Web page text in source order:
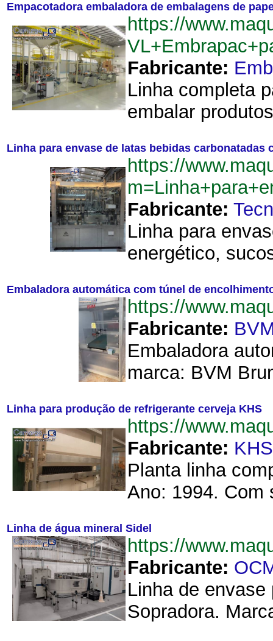
Empacotadora embaladora de embalagens de
https://
Fabricante:
Linha completa
embalar
Linha para envase de latas bebidas
https://
Fabricante:
Linha para
energético,
Embaladora automática com túnel de
https://
Fabricante:
Embaladora
marca: BVM
Linha para produção de refrigerante cerveja KHS
https://
Fabricante: KHS
Planta linha
Ano: 1994. Com
Linha de água mineral Sidel
https://
Fabricante:
Linha de
Sopradora.